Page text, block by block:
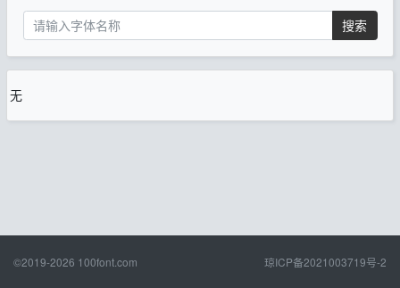
搜索
无
©2019-2026 100font.com 琼ICP备2021003719号-2